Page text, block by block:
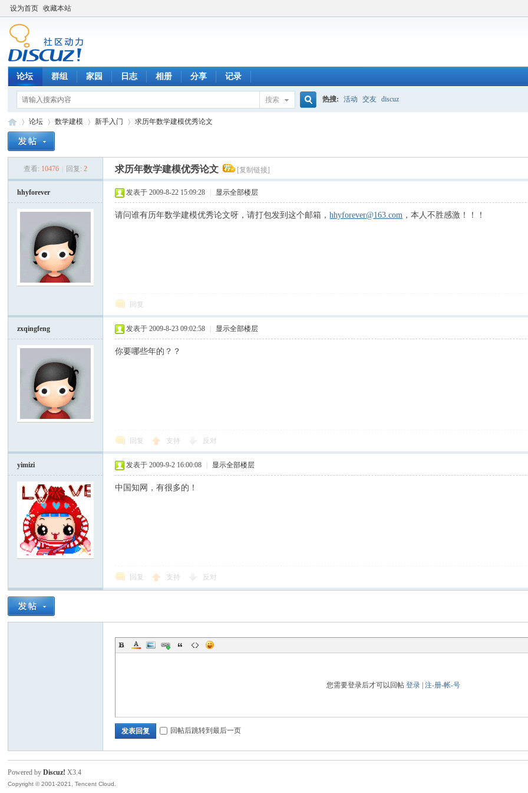
设为首页 收藏本站
论坛 群组 家园 日志 相册 分享 记录
搜索 热搜: 活动 交友 discuz
论坛
›
数学建模
›
新手入门
›
求历年数学建模优秀论文
查看: 10476 回复: 2 求历年数学建模优秀论文 [复制链接]
hhyforever 发表于 2009-8-22 15:09:28 显示全部楼层
请问谁有历年数学建模优秀论文呀，请打包发到这个邮箱，hhyforever@163.com ，本人不胜感激！！！
回复
zxqingfeng 发表于 2009-8-23 09:02:58 显示全部楼层
你要哪些年的？？
回复 支持 反对
yimizi 发表于 2009-9-2 16:00:08 显示全部楼层
中国知网，有很多的！
回复 支持 反对
您需要登录后才可以回帖 登录| 注-册-帐-号
发表回复 回帖后跳转到最后一页
Powered byDiscuz! X3.4
Copyright © 2001-2021, Tencent Cloud.